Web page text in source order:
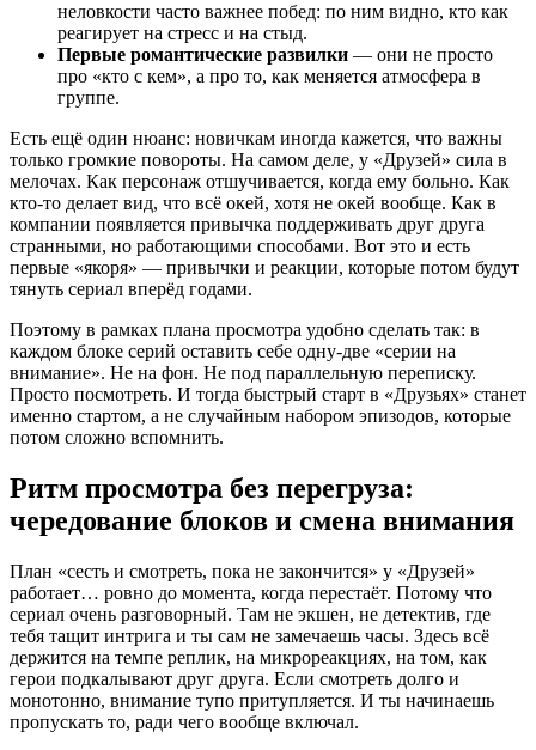
неловкости часто важнее побед: по ним видно, кто как
реагирует на стресс и на стыд.
Первые романтические развилки — они не просто
про «кто с кем», а про то, как меняется атмосфера в
группе.
Есть ещё один нюанс: новичкам иногда кажется, что важны
только громкие повороты. На самом деле, у «Друзей» сила в
мелочах. Как персонаж отшучивается, когда ему больно. Как
кто-то делает вид, что всё окей, хотя не окей вообще. Как в
компании появляется привычка поддерживать друг друга
странными, но работающими способами. Вот это и есть
первые «якоря» — привычки и реакции, которые потом будут
тянуть сериал вперёд годами.
Поэтому в рамках плана просмотра удобно сделать так: в
каждом блоке серий оставить себе одну-две «серии на
внимание». Не на фон. Не под параллельную переписку.
Просто посмотреть. И тогда быстрый старт в «Друзьях» станет
именно стартом, а не случайным набором эпизодов, которые
потом сложно вспомнить.
Ритм просмотра без перегруза:
чередование блоков и смена внимания
План «сесть и смотреть, пока не закончится» у «Друзей»
работает… ровно до момента, когда перестаёт. Потому что
сериал очень разговорный. Там не экшен, не детектив, где
тебя тащит интрига и ты сам не замечаешь часы. Здесь всё
держится на темпе реплик, на микрореакциях, на том, как
герои подкалывают друг друга. Если смотреть долго и
монотонно, внимание тупо притупляется. И ты начинаешь
пропускать то, ради чего вообще включал.